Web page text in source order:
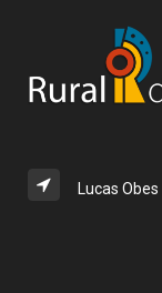
Lucas